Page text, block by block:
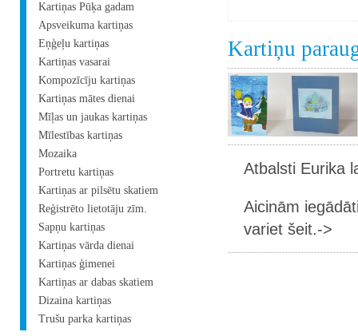
Kartiņas Pūķa gadam
Apsveikuma kartiņas
Eņģeļu kartiņas
Kartiņas vasarai
Kompozīcīju kartiņas
Kartiņas mātes dienai
Mīļas un jaukas kartiņas
Mīlestības kartiņas
Mozaika
Portretu kartiņas
Kartiņas ar pilsētu skatiem
Reģistrēto lietotāju zīm.
Sapņu kartiņas
Kartiņas vārda dienai
Kartiņas ģimenei
Kartiņas ar dabas skatiem
Dizaina kartiņas
Trušu parka kartiņas
Kartiņu
Atbalsti Eurika
Aicinām
variet šeit.->